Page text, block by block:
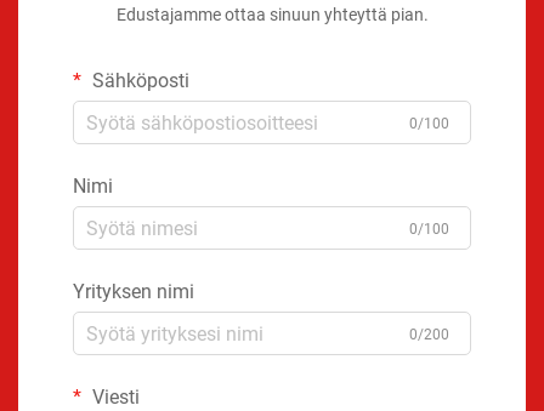
Edustajamme ottaa sinuun yhteyttä pian.
Sähköposti
0/100
Nimi
0/100
Yrityksen nimi
0/200
Viesti